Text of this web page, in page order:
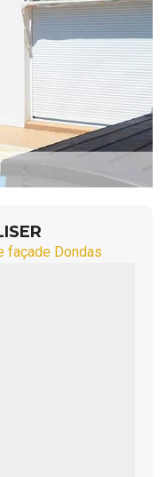
façade Dondas